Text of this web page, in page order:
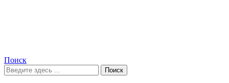
Поиск
Поиск